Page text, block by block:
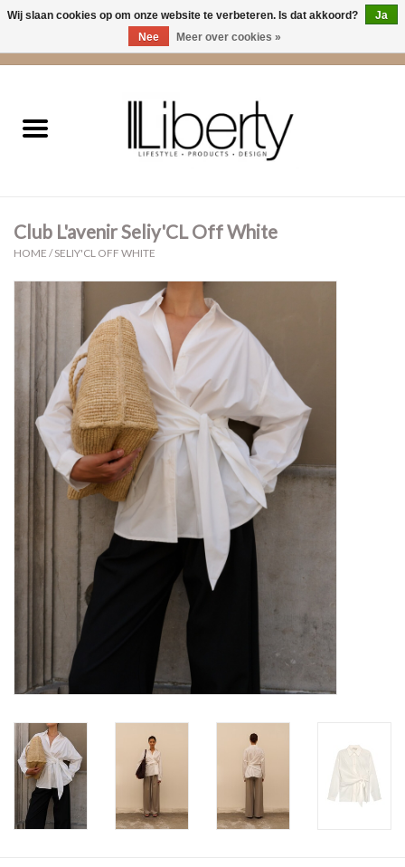
Kleding
Cadeaus
Cadeaubonnen
Merken
Club L'avenir Seliy'CL Off White
HOME /SELIY'CL OFF WHITE
Wij slaan cookies op om onze website te verbeteren. Is dat akkoord?
Ja
Nee
Meer over cookies »